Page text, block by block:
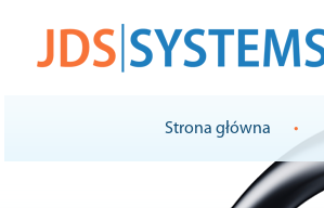
Strona główna •